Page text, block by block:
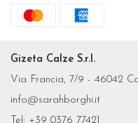
Gizeta Calze S.r.l.
Via Francia, 7/9 - 46042
info@sarahborghi.it
Tel: +39 0376 77421